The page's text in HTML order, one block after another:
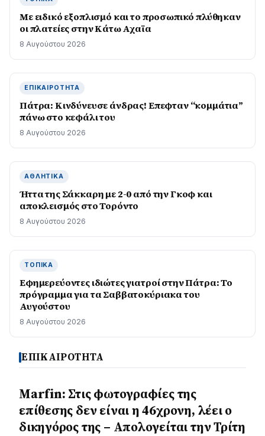
Με ειδικό εξοπλισμό και το προσωπικό πλύθηκαν
οι πλατείες στην Κάτω Αχαϊα
8 Αυγούστου 2026
ΕΠΙΚΑΙΡΌΤΗΤΑ
Πάτρα: Κινδύνευσε άνδρας! Επεφταν “κομμάτια”
πάνω στο κεφάλι του
8 Αυγούστου 2026
ΑΘΛΗΤΙΚΆ
Ήττα της Σάκκαρη με 2-0 από την Γκοφ και
αποκλεισμός στο Τορόντο
8 Αυγούστου 2026
ΤΟΠΙΚΆ
Εφημερεύοντες ιδιώτες γιατροί στην Πάτρα: Το
πρόγραμμα για τα Σαββατοκύριακα του
Αυγούστου
8 Αυγούστου 2026
ΕΠΙΚΑΙΡΟΤΗΤΑ
Marfin: Στις φωτογραφίες της
επίθεσης δεν είναι η 46χρονη, λέει ο
δικηγόρος της – Απολογείται την Τρίτη